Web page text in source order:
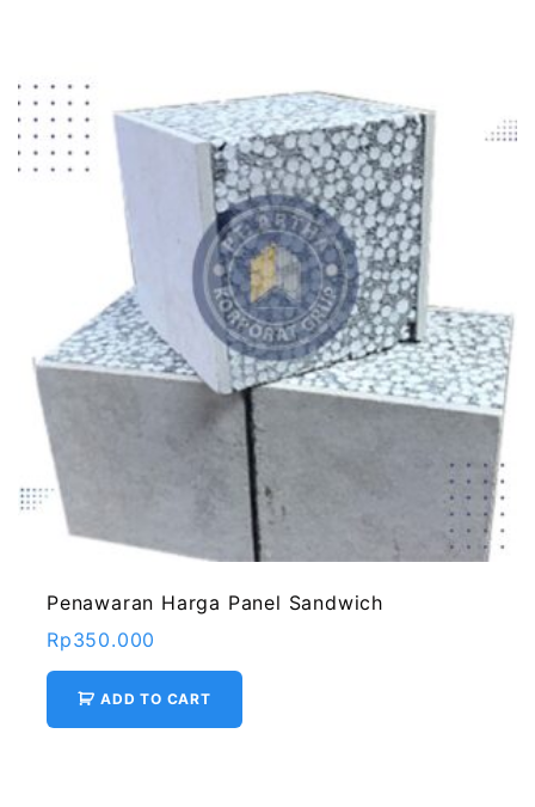
Penawaran Harga Panel Sandwich
Rp350.000
ADD TO CART